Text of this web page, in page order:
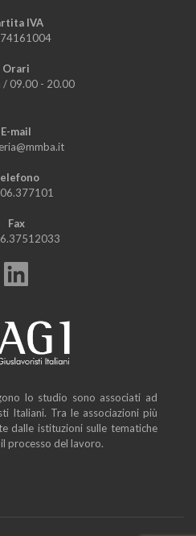
IVA
Orari
/ 09.00 - 20.00
E-mail
Fax
lo studio sono associati ad
Italiani. Tra le associazioni più
dalle istituzioni sulle tematiche
processo del lavoro.